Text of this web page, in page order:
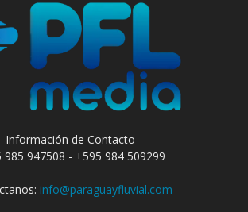
Información de Contacto
985 947508 - +595 984 509299
info@paraguayfluvial.com